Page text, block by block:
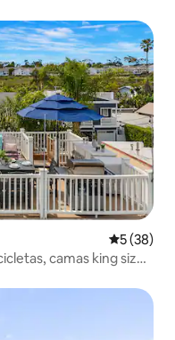
5 de uma
5 (38)
camas king size,